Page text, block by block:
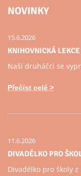
NOVINKY
15.6.2026
KNIHOVNICKÁ
Naši druháčci se
Přečíst celé
11.6.2026
DIVADÉLKO PRO
Divadélko pro školy